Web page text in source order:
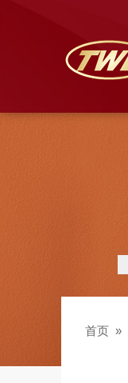
首页 »